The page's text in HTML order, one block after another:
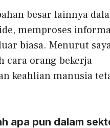
besar lainnya
memproses
biasa. Menurut
cara orang bekerja
keahlian manusia
apa pun dalam